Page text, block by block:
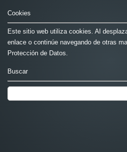
Cookies
Este sitio web utiliza cookies. Al
enlace o continúe navegando de otras
Protección de Datos.
Buscar